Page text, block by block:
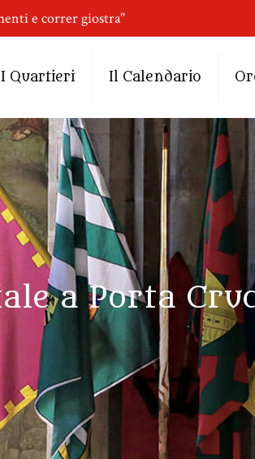
e correr giostra"
I Quartieri Il Calendario
a Porta